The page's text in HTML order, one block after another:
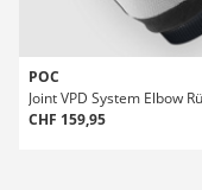
POC
CHF 159,95